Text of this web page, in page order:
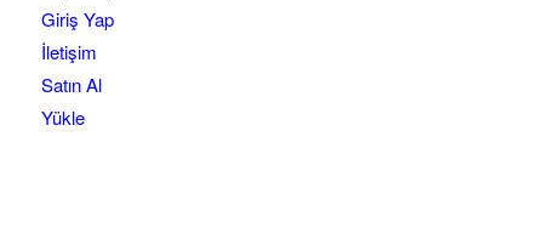
Giriş Yap
İletişim
Satın Al
Yükle